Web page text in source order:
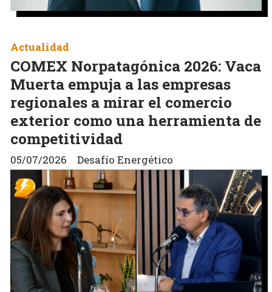
COMEX Norpatagónica 2026: Vaca
Muerta empuja a las empresas
regionales a mirar el comercio
exterior como una herramienta de
competitividad
Desafío Energético
Actualidad
05/07/2026